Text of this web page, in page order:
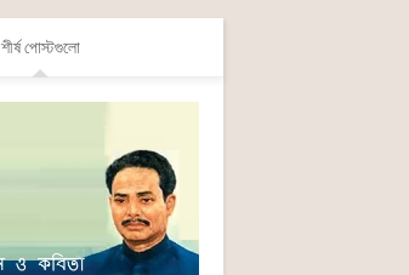
শীর্ষ পোস্টগুলো